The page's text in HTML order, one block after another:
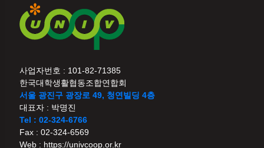
사업자번호 : 101-82-71385
한국대학생활협동조합연합회
서울 광진구 광장로 49, 청연빌딩 4층
대표자 : 박명진
Tel : 02-324-6766
Fax : 02-324-6569
Web : https://univcoop.or.kr